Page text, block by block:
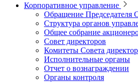
Корпоративное управление
Обращение Председателя
Структура органов
Общее собрание
Совет директоров
Комитеты Совета
Исполнительные органы
Отчет о вознаграждении
Органы контроля